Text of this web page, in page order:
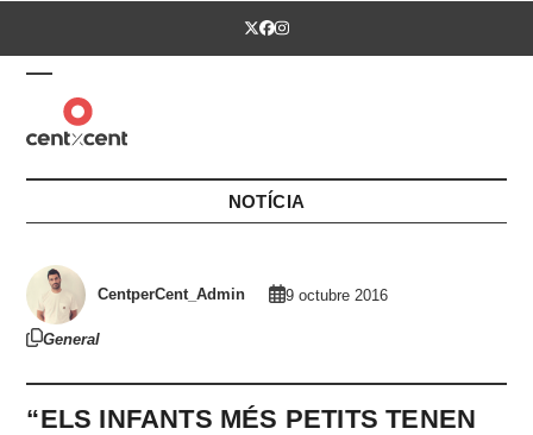
Twitter
Facebook
Instagram
Open
mobile
menu
Close
mobile
menu
NOTÍCIA
CentperCent_Admin 9 octubre 2016
General
“ELS INFANTS MÉS PETITS TENEN